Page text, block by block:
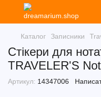
Каталог Записники
Стікери для
TRAVELER'S
Артикул: 14347006